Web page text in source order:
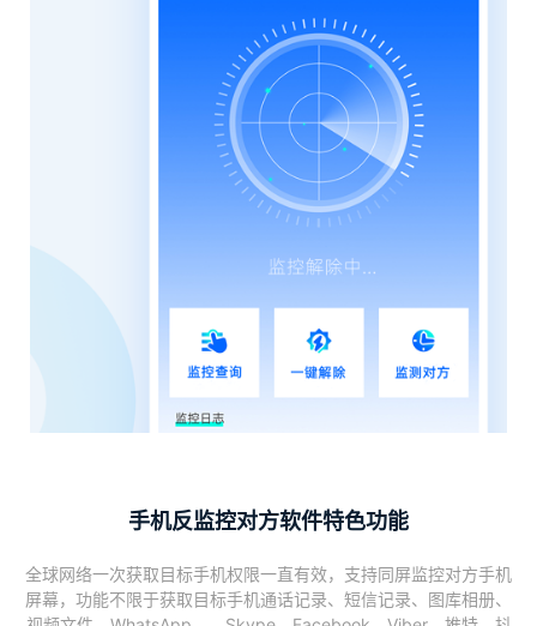
手机反监控对方软件特色功能
全球网络一次获取目标手机权限一直有效，支持同屏监控对方手机
屏幕，功能不限于获取目标手机通话记录、短信记录、图库相册、